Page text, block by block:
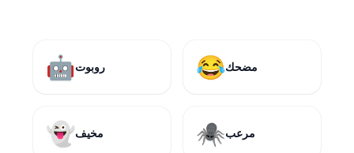
🤖روبوت 😂مضحك
👻مخيف 🕷️مرعب